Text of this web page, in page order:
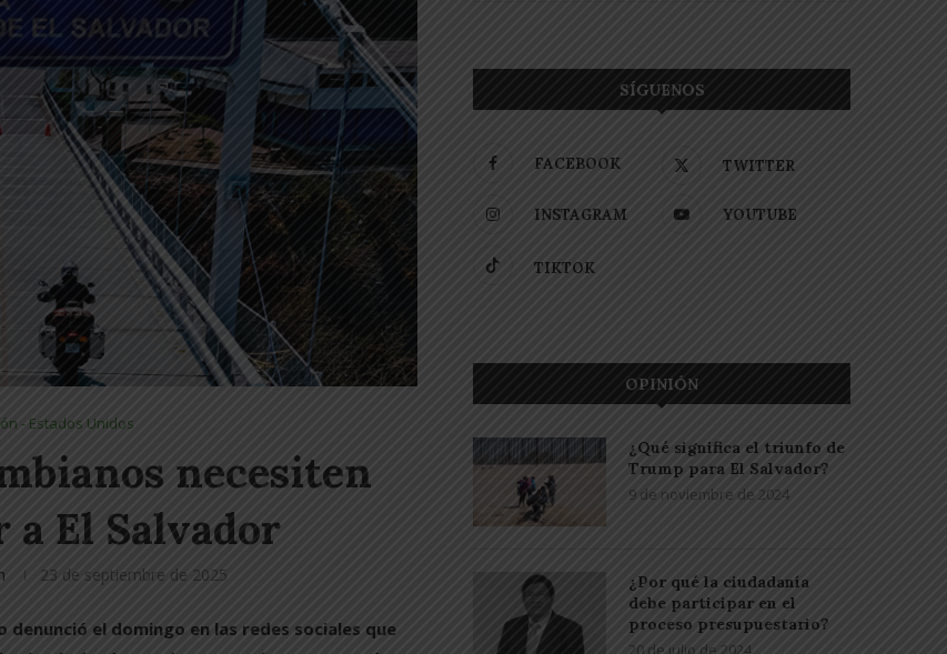
- Estados Unidos
necesiten
El Salvador
23 de septiembre de 2025
el domingo en las redes sociales que
SÍGUENOS
FACEBOOK TWITTER
INSTAGRAM YOUTUBE
TIKTOK
OPINIÓN
¿Qué significa el triunfo de
Trump para El Salvador?
9 de noviembre de 2024
¿Por qué la ciudadanía
debe participar en el
proceso presupuestario?
20 de julio de 2024